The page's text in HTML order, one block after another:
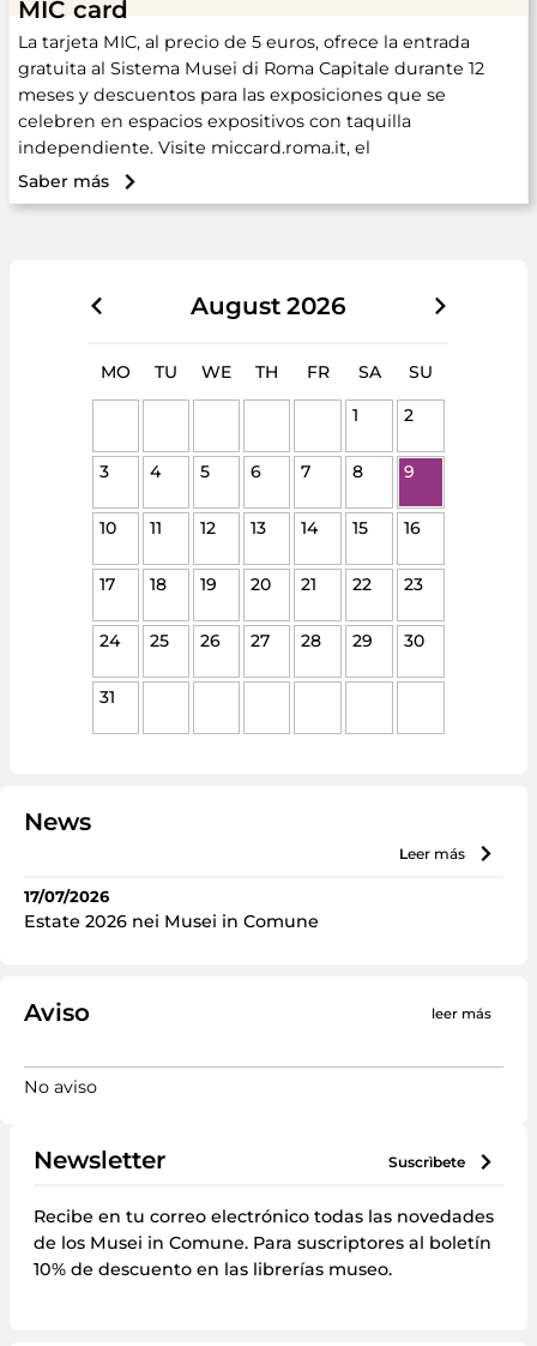
MIC card
La tarjeta MIC, al precio de 5 euros, ofrece la entrada
gratuita al Sistema Musei di Roma Capitale durante 12
meses y descuentos para las exposiciones que se
celebren en espacios expositivos con taquilla
independiente. Visite miccard.roma.it, el
Saber más
August 2026
MO TU WE TH FR SA
SU
1
2
3 4 5 6 7 8 9
10 11 12 13 14 15 16
17 18 19 20 21 22 23
24 25 26 27 28 29 30
31
News
leer más
17/07/2026
Estate 2026 nei Musei in Comune
Aviso leer más
No aviso
Newsletter suscrìbete
Recibe en tu correo electrónico todas las novedades
de los Musei in Comune. Para suscriptores al boletín
10% de descuento en las librerías museo.